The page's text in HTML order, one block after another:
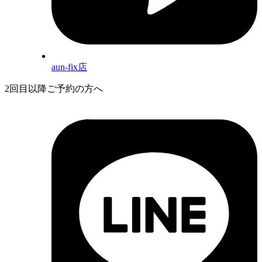
aun-fix店
2回目以降ご予約の方へ